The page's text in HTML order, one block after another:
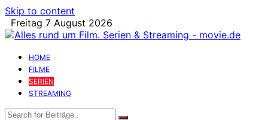
Skip to content
Freitag 7 August 2026
HOME
FILME
SERIEN
STREAMING